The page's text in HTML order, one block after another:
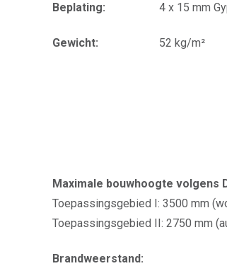
Beplating: 4 x 15 mm
Gewicht: 52 kg/m²
Maximale bouwhoogte volgens
Toepassingsgebied I: 3500 mm
Toepassingsgebied II: 2750 mm
Brandweerstand: